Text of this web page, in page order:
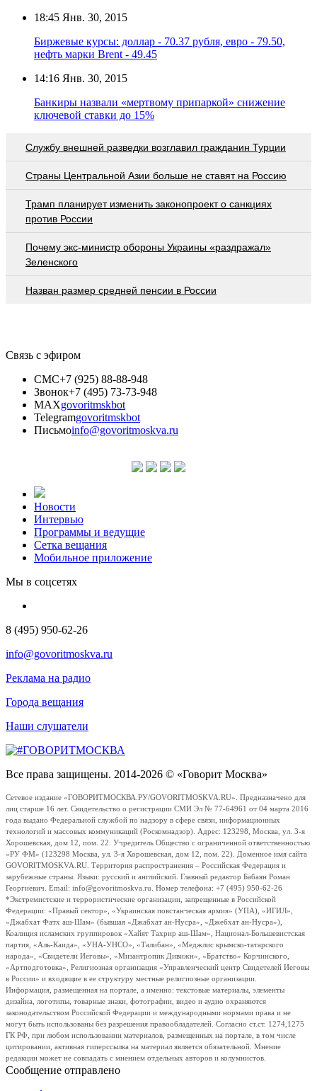
18:45 Янв. 30, 2015
Биржевые курсы: доллар - 70.37 рубля, евро - 79.50,
нефть марки Brent - 49.45
14:16 Янв. 30, 2015
Банкиры назвали «мертвому припаркой» снижение
ключевой ставки до 15%
Службу внешней разведки возглавил гражданин Турции
Страны Центральной Азии больше не ставят на Россию
Трамп планирует изменить законопроект о санкциях
против России
Почему экс-министр обороны Украины «раздражал»
Зеленского
Назван размер средней пенсии в России
Связь с эфиром
СМС+7 (925) 88-88-948
Звонок+7 (495) 73-73-948
MAXgovoritmskbot
Telegramgovoritmskbot
Письмоinfo@govoritmoskva.ru
Новости
Интервью
Программы и ведущие
Сетка вещания
Мобильное приложение
Мы в соцсетях
8 (495) 950-62-26
info@govoritmoskva.ru
Реклама на радио
Города вещания
Наши слушатели
Все права защищены. 2014-2026 © «Говорит Москва»
Сетевое издание «ГОВОРИТМОСКВА.РУ/GOVORITMOSKVA.RU». Предназначено для
лиц старше 16 лет. Свидетельство о регистрации СМИ Эл № 77-64961 от 04 марта 2016
года выдано Федеральной службой по надзору в сфере связи, информационных
технологий и массовых коммуникаций (Роскомнадзор). Адрес: 123298, Москва, ул. 3-я
Хорошевская, дом 12, пом. 22. Учредитель Общество с ограниченной ответственностью
«РУ ФМ» (123298 Москва, ул. 3-я Хорошевская, дом 12, пом. 22). Доменное имя сайта
GOVORITMOSKVA.RU. Территория распространения – Российская Федерация и
зарубежные страны. Языки: русский и английский. Главный редактор Бабаян Роман
Георгиевич. Email: info@govoritmoskva.ru. Номер телефона: +7 (495) 950-62-26
*Экстремистские и террористические организации, запрещенные в Российской
Федерации: «Правый сектор», «Украинская повстанческая армия» (УПА), «ИГИЛ»,
«Джабхат Фатх аш-Шам» (бывшая «Джабхат ан-Нусра», «Джебхат ан-Нусра»),
Коалиция исламских группировок «Хайят Тахрир аш-Шам», Национал-Большевистская
партия, «Аль-Каида», «УНА-УНСО», «Талибан», «Меджлис крымско-татарского
народа», «Свидетели Иеговы», «Мизантропик Дивижн», «Братство» Корчинского,
«Артподготовка», Религиозная организация «Управленческий центр Свидетелей Иеговы
в России» и входящие в ее структуру местные религиозные организации.
Информация, размещенная на портале, а именно: текстовые материалы, элементы
дизайна, логотипы, товарные знаки, фотографии, видео и аудио охраняются
законодательством Российской Федерации и международными нормами права и не
могут быть использованы без разрешения правообладателей. Согласно ст.ст. 1274,1275
ГК РФ, при любом использовании материалов, размещенных на портале, в том числе
цитировании, активная гиперссылка на материал является обязательной. Мнение
редакции может не совпадать с мнением отдельных авторов и колумнистов.
Сообщение отправлено